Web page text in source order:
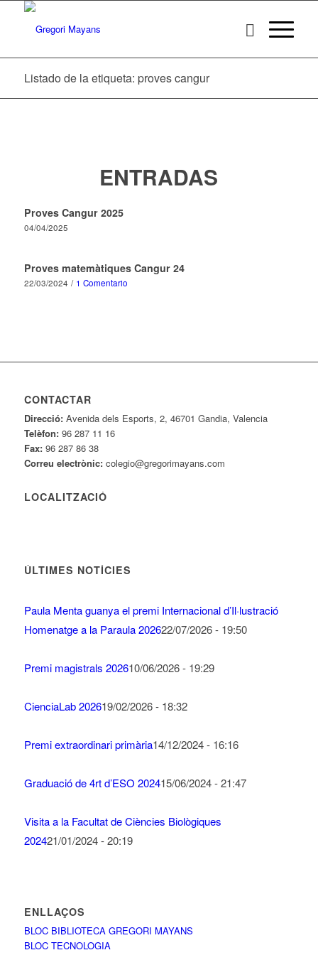
Listado de la etiqueta: proves cangur
ENTRADAS
Proves Cangur 2025
04/04/2025
Proves matemàtiques Cangur 24
22/03/2024 / 1 Comentario
CONTACTAR
Direcció:Avenida dels Esports, 2, 46701 Gandia, Valencia
Telèfon:96 287 11 16
Fax:96 287 86 38
Correu electrònic:colegio@gregorimayans.com
LOCALITZACIÓ
ÚLTIMES NOTÍCIES
Paula Menta guanya el premi Internacional d’Il·lustració
Homenatge a la Paraula 202622/07/2026 - 19:50
Premi magistrals 202610/06/2026 - 19:29
CienciaLab 202619/02/2026 - 18:32
Premi extraordinari primària14/12/2024 - 16:16
Graduació de 4rt d’ESO 202415/06/2024 - 21:47
Visita a la Facultat de Ciències Biològiques
202421/01/2024 - 20:19
ENLLAÇOS
BLOC BIBLIOTECA GREGORI MAYANS
BLOC TECNOLOGIA